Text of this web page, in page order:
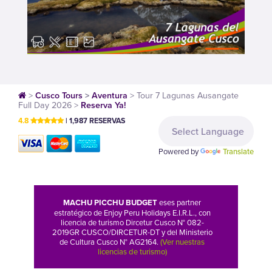
> Cusco Tours > Aventura > Tour 7 Lagunas Ausangate
Full Day 2026 > Reserva Ya!
4.8 | 1,987 RESERVAS
Powered by Translate
MACHU PICCHU BUDGETeses partner
estratégico de Enjoy Peru Holidays E.I.R.L., con
licencia de turismo Dircetur Cusco N° 082-
2019GR CUSCO/DIRCETUR-DT y del Ministerio
de Cultura Cusco N° AG2164. (Ver nuestras
licencias de turismo)